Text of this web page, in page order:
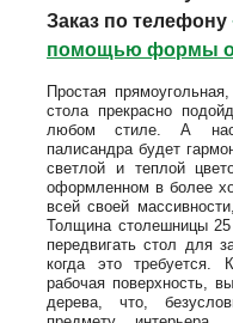
Заказ по телефону
помощью формы
Простая
стола прекрасно
любом стиле. А
палисандра будет
светлой и теплой
оформленном в более
всей своей
Толщина столешницы 25
передвигать стол для
когда это
рабочая поверхность,
дерева, что,